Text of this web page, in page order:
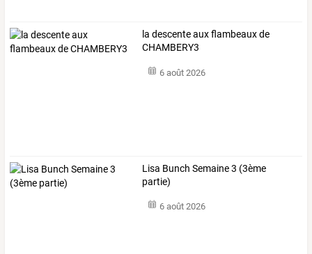
la descente aux flambeaux de
CHAMBERY3
6 août 2026
Lisa Bunch Semaine 3 (3ème
partie)
6 août 2026